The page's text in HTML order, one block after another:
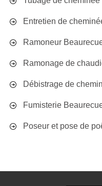
Entretien de
Ramoneur
Ramonage de
Débistrage de
Fumisterie
Poseur et pose de